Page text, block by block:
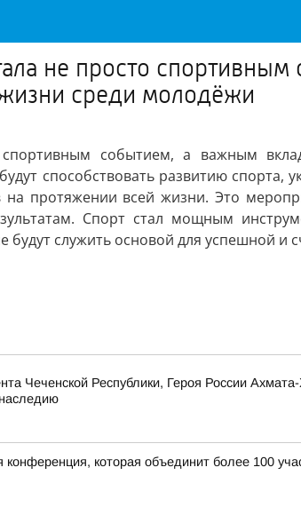
не просто
среди молодёжи
событием, а важным
способствовать развитию
на протяжении всей жизни. Это
Спорт стал мощным
служить основой для успешной и
Чеченской Республики, Героя России
которая объединит более 100